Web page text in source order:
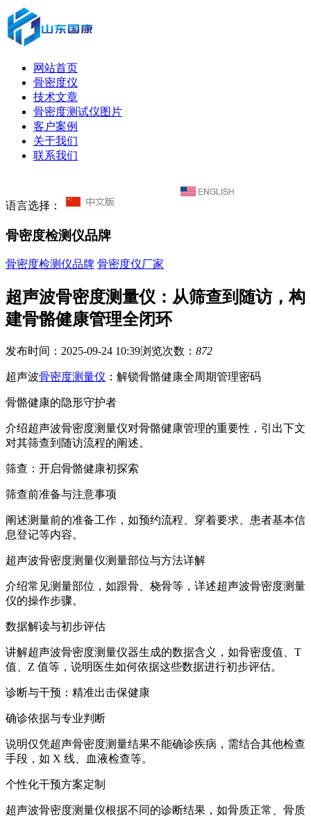
网站首页
骨密度仪
技术文章
骨密度测试仪图片
客户案例
关于我们
联系我们
语言选择：
骨密度检测仪品牌
骨密度检测仪品牌 骨密度仪厂家
超声波骨密度测量仪：从筛查到随访，构
建骨骼健康管理全闭环
发布时间：2025-09-24 10:39浏览次数： 872
超声波骨密度测量仪 ：解锁骨骼健康全周期管理密码
骨骼健康的隐形守护者
介绍超声波骨密度测量仪对骨骼健康管理的重要性，引出下文
对其筛查到随访流程的阐述。
筛查：开启骨骼健康初探索
筛查前准备与注意事项
阐述测量前的准备工作，如预约流程、穿着要求、患者基本信
息登记等内容。
超声波骨密度测量仪测量部位与方法详解
介绍常见测量部位，如跟骨、桡骨等，详述超声波骨密度测量
仪的操作步骤。
数据解读与初步评估
讲解超声波骨密度测量仪器生成的数据含义，如骨密度值、T
值、Z 值等，说明医生如何依据这些数据进行初步评估。
诊断与干预：精准出击保健康
确诊依据与专业判断
说明仅凭超声骨密度测量结果不能确诊疾病，需结合其他检查
手段，如 X 线、血液检查等。
个性化干预方案定制
超声波骨密度测量仪根据不同的诊断结果，如骨质正常、骨质